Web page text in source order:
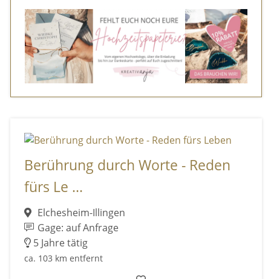
Berührung durch Worte - Reden
fürs Le ...
Elchesheim-Illingen
Gage: auf Anfrage
5 Jahre tätig
ca. 103 km entfernt